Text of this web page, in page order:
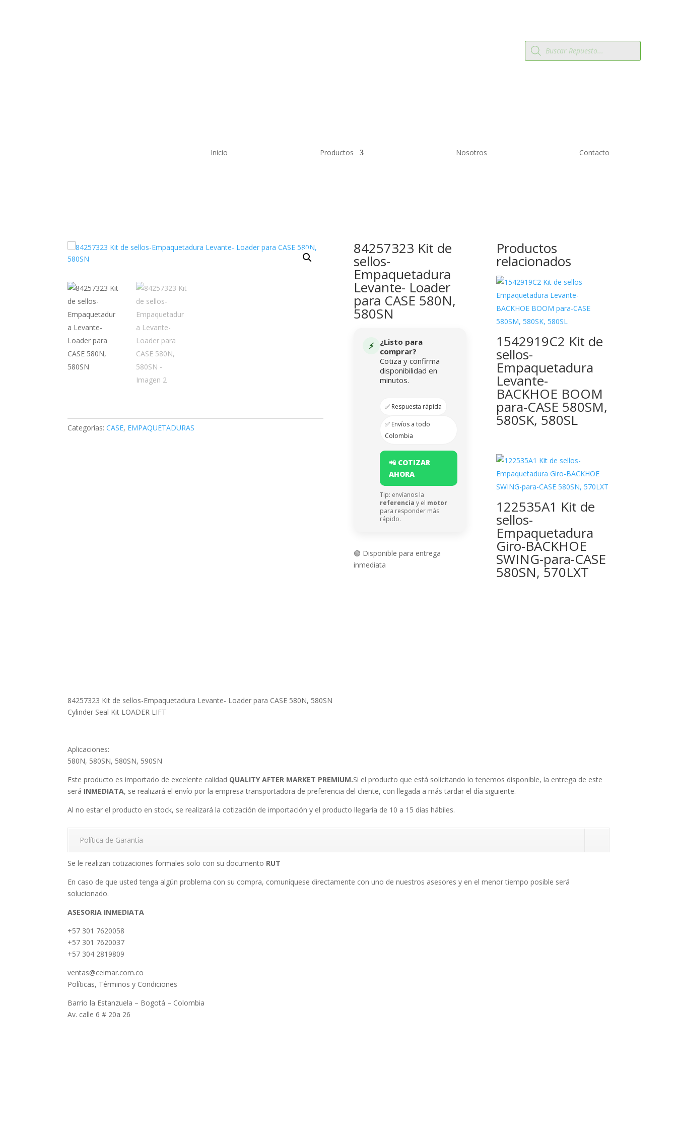
Búsqueda
de
productos
Inicio Productos Nosotros Contacto
Categorías:CASE, EMPAQUETADURAS
84257323 Kit de
sellos-
Empaquetadura
Levante- Loader
para CASE 580N,
580SN
⚡
¿Listo para
comprar?
Cotiza y confirma
disponibilidad en
minutos.
✅ Respuesta rápida
✅ Envíos a todo
Colombia
📲 COTIZAR
AHORA
Tip: envíanos la
referencia y el motor
para responder más
rápido.
🟢 Disponible para entrega
inmediata
Productos
relacionados
1542919C2 Kit de
sellos-
Empaquetadura
Levante-
BACKHOE BOOM
para-CASE 580SM,
580SK, 580SL
122535A1 Kit de
sellos-
Empaquetadura
Giro-BACKHOE
SWING-para-CASE
580SN, 570LXT
84257323 Kit de sellos-Empaquetadura Levante- Loader para CASE 580N, 580SN
Cylinder Seal Kit LOADER LIFT
Aplicaciones:
580N, 580SN, 580SN, 590SN
Este producto es importado de excelente calidad QUALITY AFTER MARKET PREMIUM.Si el producto que está solicitando lo tenemos disponible, la entrega de este
será INMEDIATA, se realizará el envío por la empresa transportadora de preferencia del cliente, con llegada a más tardar el día siguiente.
Al no estar el producto en stock, se realizará la cotización de importación y el producto llegaría de 10 a 15 días hábiles.
Política de Garantía
Se le realizan cotizaciones formales solo con su documento RUT
En caso de que usted tenga algún problema con su compra, comuníquese directamente con uno de nuestros asesores y en el menor tiempo posible será
solucionado.
ASESORIA INMEDIATA
+57 301 7620058
+57 301 7620037
+57 304 2819809
ventas@ceimar.com.co
Políticas, Términos y Condiciones
Barrio la Estanzuela – Bogotá – Colombia
Av. calle 6 # 20a 26